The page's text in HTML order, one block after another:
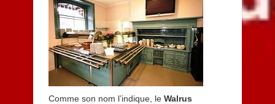
Comme son nom l’indique, le Walrus